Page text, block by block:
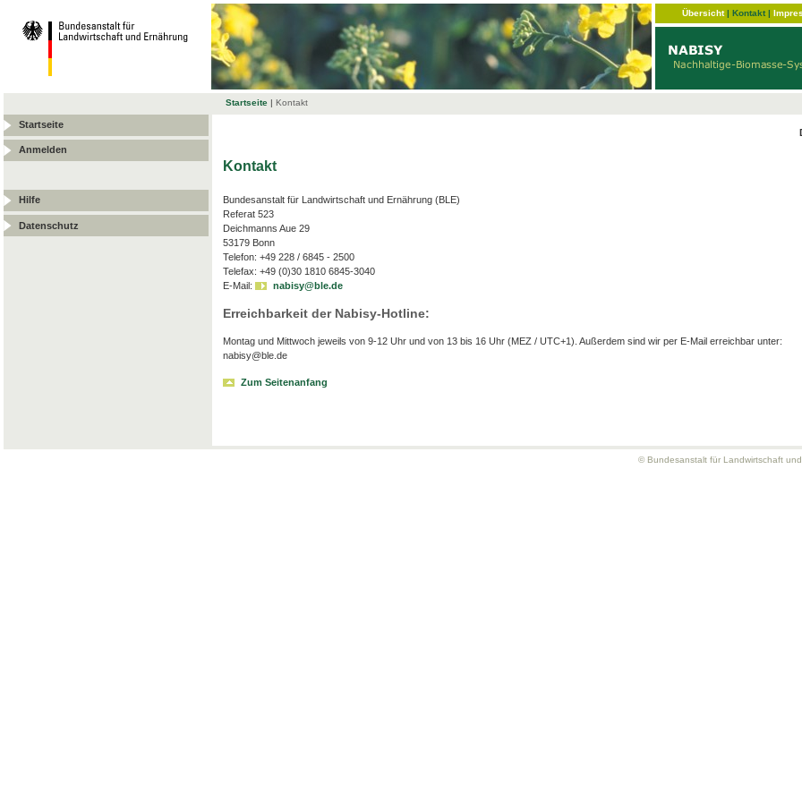
Übersicht| Kontakt|
Startseite | Kontakt
Startseite
Anmelden
Hilfe
Datenschutz
Kontakt
Bundesanstalt für Landwirtschaft und Ernährung (BLE)
Referat 523
Deichmanns Aue 29
53179 Bonn
Telefon: +49 228 / 6845 - 2500
Telefax: +49 (0)30 1810 6845-3040
E-Mail:
nabisy@ble.de
Erreichbarkeit der Nabisy-Hotline:
Montag und Mittwoch jeweils von 9-12 Uhr und von 13 bis 16 Uhr (MEZ / UTC+1). Außerdem sind wir per E-Mail erreichbar unter:
nabisy@ble.de
Zum Seitenanfang
© Bundesanstalt für Landwirtschaft